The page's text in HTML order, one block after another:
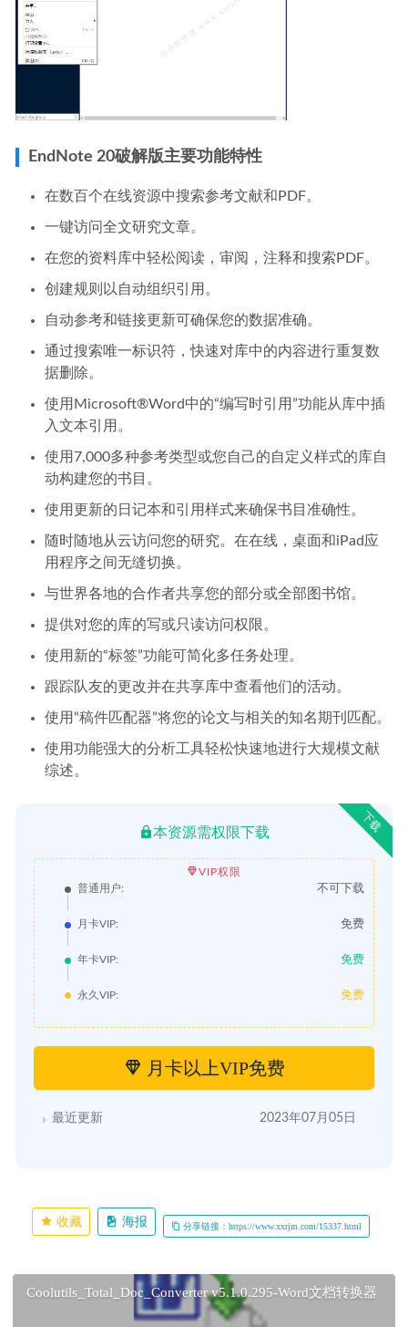
EndNote 20破解版主要功能特性
在数百个在线资源中搜索参考文献和PDF。
一键访问全文研究文章。
在您的资料库中轻松阅读，审阅，注释和搜索PDF。
创建规则以自动组织引用。
自动参考和链接更新可确保您的数据准确。
通过搜索唯一标识符，快速对库中的内容进行重复数
据删除。
使用Microsoft®Word中的“编写时引用”功能从库中插
入文本引用。
使用7,000多种参考类型或您自己的自定义样式的库自
动构建您的书目。
使用更新的日记本和引用样式来确保书目准确性。
随时随地从云访问您的研究。在在线，桌面和iPad应
用程序之间无缝切换。
与世界各地的合作者共享您的部分或全部图书馆。
提供对您的库的写或只读访问权限。
使用新的“标签”功能可简化多任务处理。
跟踪队友的更改并在共享库中查看他们的活动。
使用“稿件匹配器”将您的论文与相关的知名期刊匹配。
使用功能强大的分析工具轻松快速地进行大规模文献
综述。
下载
本资源需权限下载
VIP权限
普通用户:
不可下载
月卡VIP: 免费
年卡VIP: 免费
永久VIP: 免费
月卡以上VIP免费
最近更新 2023年07月05日
收藏 海报 分享链接：https://www.xxrjm.com/15337.html
Coolutils_Total_Doc_Converter v5.1.0.295-Word文档转换器